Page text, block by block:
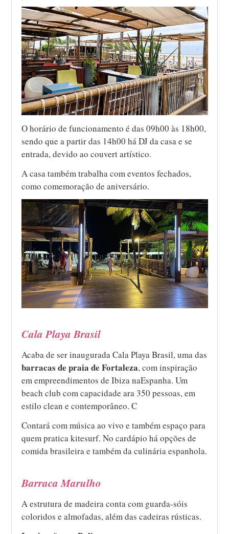
O horário de funcionamento é das 09h00 às 18h00,
sendo que a partir das 14h00 há DJ da casa e se
entrada, devido ao couvert artístico.
A casa também trabalha com eventos fechados,
como comemoração de aniversário.
Cala Playa Brasil
Acaba de ser inaugurada Cala Playa Brasil, uma das
barracas de praia de Fortaleza, com inspiração
em empreendimentos de Ibiza naEspanha. Um
beach club com capacidade ara 350 pessoas, em
estilo clean e contemporâneo. C
Contará com música ao vivo e também espaço para
quem pratica kitesurf. No cardápio há opções de
comida brasileira e também da culinária espanhola.
Barraca Marulho
A estrutura de madeira conta com guarda-sóis
coloridos e almofadas, além das cadeiras rústicas.